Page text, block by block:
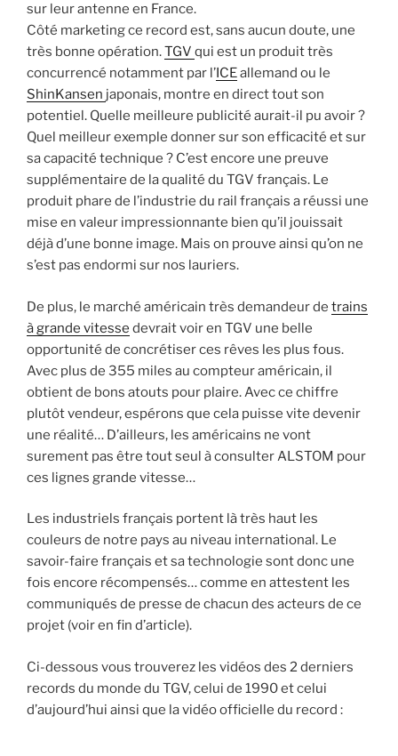
sur leur antenne en France.
Côté marketing ce record est, sans aucun doute, une
très bonne opération.TGV qui est un produit très
concurrencé notamment par l’ICEallemand ou le
ShinKansen japonais, montre en direct tout son
potentiel. Quelle meilleure publicité aurait-il pu avoir ?
Quel meilleur exemple donner sur son efficacité et sur
sa capacité technique ? C’est encore une preuve
supplémentaire de la qualité du TGV français. Le
produit phare de l’industrie du rail français a réussi une
mise en valeur impressionnante bien qu’il jouissait
déjà d’une bonne image. Mais on prouve ainsi qu’on ne
s’est pas endormi sur nos lauriers.
De plus, le marché américain très demandeur de trains
à grande vitesse devrait voir en TGV une belle
opportunité de concrétiser ces rêves les plus fous.
Avec plus de 355 miles au compteur américain, il
obtient de bons atouts pour plaire. Avec ce chiffre
plutôt vendeur, espérons que cela puisse vite devenir
une réalité… D’ailleurs, les américains ne vont
surement pas être tout seul à consulter ALSTOM pour
ces lignes grande vitesse…
Les industriels français portent là très haut les
couleurs de notre pays au niveau international. Le
savoir-faire français et sa technologie sont donc une
fois encore récompensés… comme en attestent les
communiqués de presse de chacun des acteurs de ce
projet (voir en fin d’article).
Ci-dessous vous trouverez les vidéos des 2 derniers
records du monde du TGV, celui de 1990 et celui
d’aujourd’hui ainsi que la vidéo officielle du record :